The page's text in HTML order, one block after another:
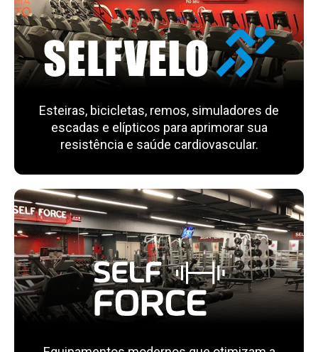
Esteiras, bicicletas, remos, simuladores de
escadas e elípticos para aprimorar sua
resistência e saúde cardiovascular.